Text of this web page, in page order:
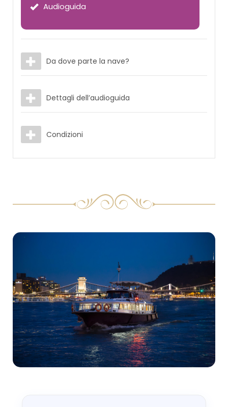
Audioguida
Da dove parte la nave?
Dettagli dell’audioguida
Condizioni